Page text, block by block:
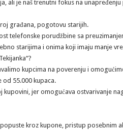
ali je naš trenutni fokus na
građana, pogotovu starijih.
telefonske porudžbine sa
starijima i onima koji imaju manje
kupcima na poverenju i
od 55.000 kupaca.
kupovini, jer omogućava ostvarivanje
kroz kupone, pristup posebnim